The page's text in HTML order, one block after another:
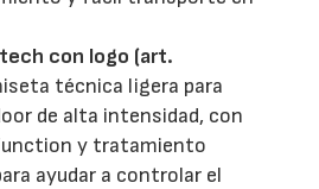
con logo (art.
técnica ligera para
de alta intensidad, con
y tratamiento
ayudar a controlar el